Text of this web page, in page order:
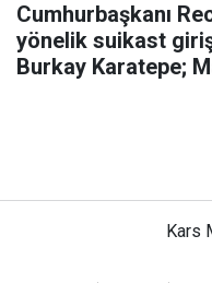
Cumhurbaşkanı
yönelik suikast
Burkay Karatepe;
Kars